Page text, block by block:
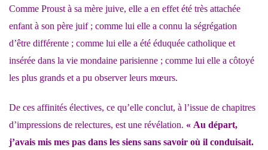
Comme Proust à sa mère juive, elle a en effet été très attachée
enfant à son père juif ; comme lui elle a connu la ségrégation
d’être différente ; comme lui elle a été éduquée catholique et
insérée dans la vie mondaine parisienne ; comme lui elle a côtoyé
les plus grands et a pu observer leurs mœurs.
De ces affinités électives, ce qu’elle conclut, à l’issue de chapitres
d’impressions de relectures, est une révélation. « Au départ,
j’avais mis mes pas dans les siens sans savoir où il conduisait.